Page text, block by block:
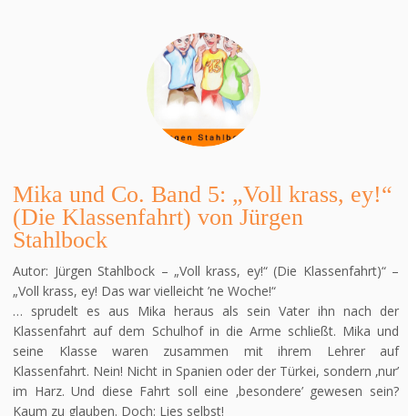
Mika und Co. Band 5: „Voll krass, ey!“
(Die Klassenfahrt) von Jürgen
Stahlbock
Autor: Jürgen Stahlbock – „Voll krass, ey!“ (Die Klassenfahrt)“ –
„Voll krass, ey! Das war vielleicht ’ne Woche!“
… sprudelt es aus Mika heraus als sein Vater ihn nach der
Klassenfahrt auf dem Schulhof in die Arme schließt. Mika und
seine Klasse waren zusammen mit ihrem Lehrer auf
Klassenfahrt. Nein! Nicht in Spanien oder der Türkei, sondern ‚nur’
im Harz. Und diese Fahrt soll eine ‚besondere’ gewesen sein?
Kaum zu glauben. Doch: Lies selbst!